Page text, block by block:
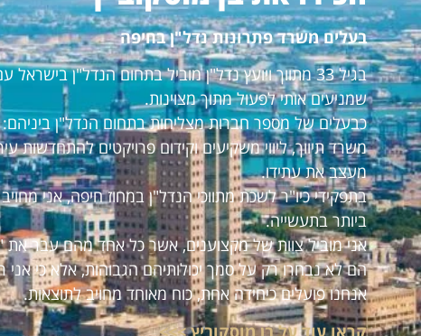
בעלים משרד פתרונות נדל"ן בחיפה
בגיל 33 מתווך ויועץ נדל"ן מוביל בתחום הנדל"ן
שמניעים אותי לפעול מתוך מצוינות.
כבעלים של מספר חברות מצליחות בתחום הנדל"ן ביניהם:
משרד תיווך, ליווי משקיעים וקידום פרויקטים להתחדשות
מעצב את עתידו.
בתפקידי כיו"ר לשכת מתווכי הנדל"ן במחוז חיפה, אני
ביותר בתעשייה.
אני מוביל צוות של מקצוענים, אשר כל אחד מהם עבר את
הם לא נבחרו רק על סמך יכולותיהם הגבוהות, אלא כי
אנחנו פועלים כיחידה אחת, כוח מאוחד מחויב לתוצאות.
קראו עוד על בן מוסקוביץ >>>